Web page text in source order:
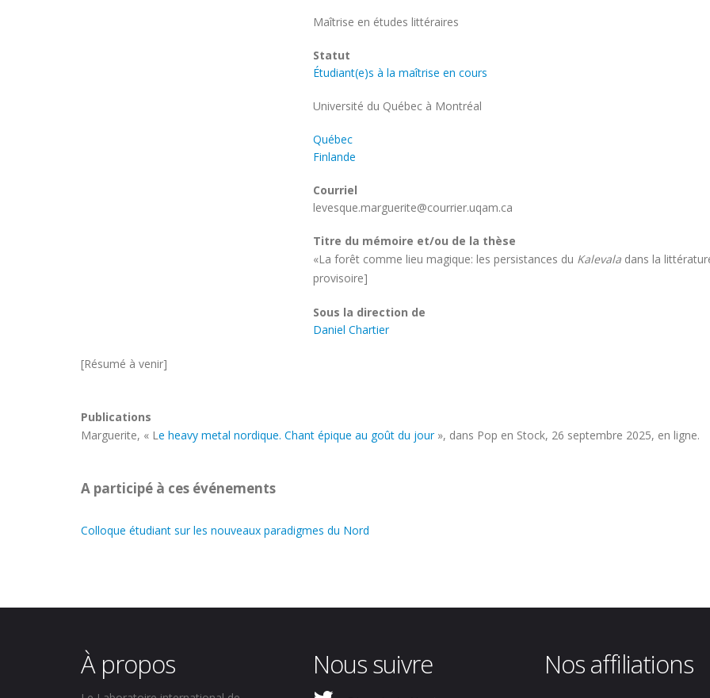
Programme
Maîtrise en études littéraires
Statut
Étudiant(e)s à la maîtrise en cours
Université
Université du Québec à Montréal
Québec
Finlande
Courriel
levesque.marguerite@courrier.uqam.ca
Titre du mémoire et/ou de la thèse
«La forêt comme lieu magique: les persistances du Kalevaladans la
provisoire]
Sous la direction de
Daniel Chartier
[Résumé à venir]
Publications
Marguerite, « Le heavy metal nordique. Chant épique au goût du jour», dans Pop en Stock, 26 septembre 2025, en ligne.
A participé à ces événements
Colloque étudiant sur les nouveaux paradigmes du Nord
À propos Nous suivre Nos affiliations